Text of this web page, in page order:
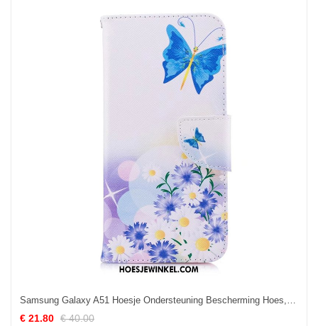
Samsung Galaxy A51 Hoesje Ondersteuning Bescherming Hoes, Samsung Galaxy A51 Hoesje Blauw Ster
€ 21.80 € 40.00